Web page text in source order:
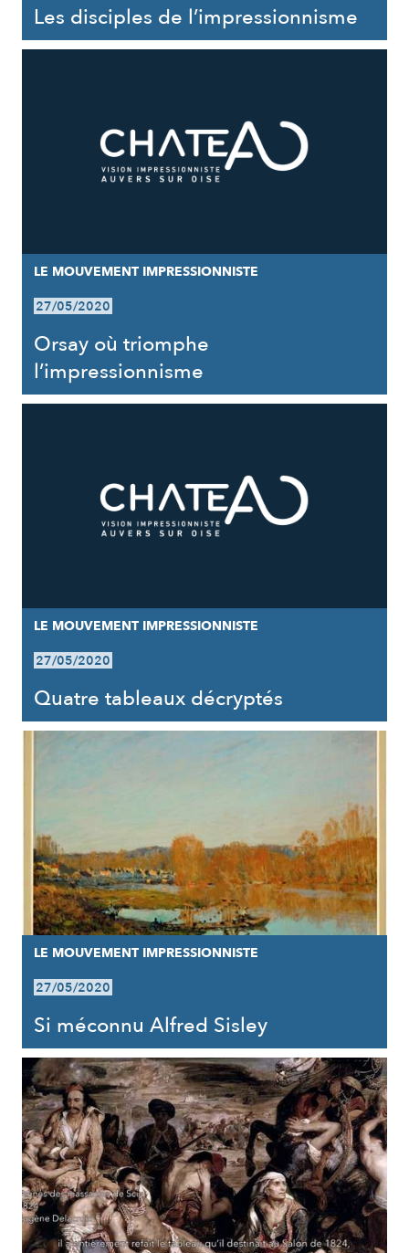
Les disciples de l’impressionnisme
LE MOUVEMENT IMPRESSIONNISTE
27/05/2020
Orsay où triomphe
l’impressionnisme
LE MOUVEMENT IMPRESSIONNISTE
27/05/2020
Quatre tableaux décryptés
LE MOUVEMENT IMPRESSIONNISTE
27/05/2020
Si méconnu Alfred Sisley